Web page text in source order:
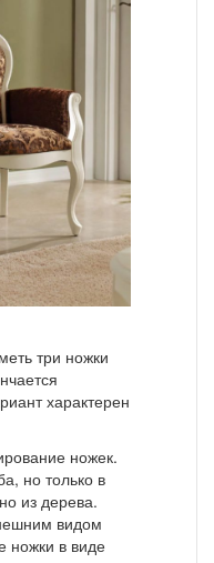
три ножки
характерен
ножек.
но только в
из дерева.
видом
ножки в виде